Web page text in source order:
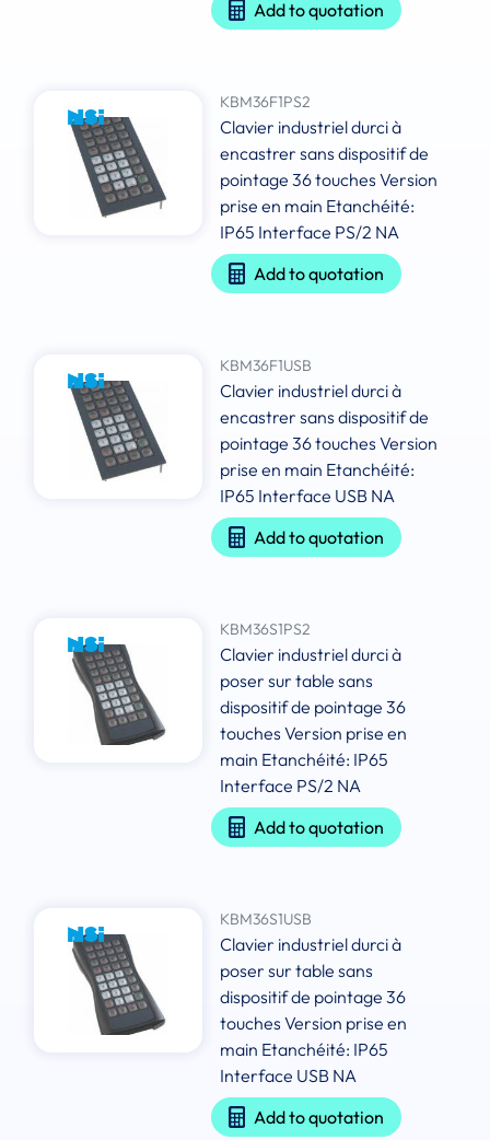
Add to quotation
KBM36F1PS2
Clavier industriel durci à
encastrer sans dispositif de
pointage 36 touches Version
prise en main Etanchéité:
IP65 Interface PS/2 NA
Add to quotation
KBM36F1USB
Clavier industriel durci à
encastrer sans dispositif de
pointage 36 touches Version
prise en main Etanchéité:
IP65 Interface USB NA
Add to quotation
KBM36S1PS2
Clavier industriel durci à
poser sur table sans
dispositif de pointage 36
touches Version prise en
main Etanchéité: IP65
Interface PS/2 NA
Add to quotation
KBM36S1USB
Clavier industriel durci à
poser sur table sans
dispositif de pointage 36
touches Version prise en
main Etanchéité: IP65
Interface USB NA
Add to quotation